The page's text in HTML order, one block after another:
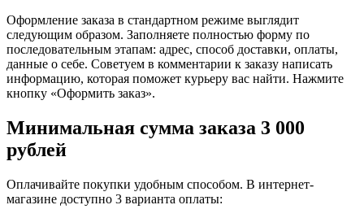
Оформление заказа в стандартном режиме выглядит
следующим образом. Заполняете полностью форму по
последовательным этапам: адрес, способ доставки, оплаты,
данные о себе. Советуем в комментарии к заказу написать
информацию, которая поможет курьеру вас найти. Нажмите
кнопку «Оформить заказ».
Минимальная сумма заказа 3 000
рублей
Оплачивайте покупки удобным способом. В интернет-
магазине доступно 3 варианта оплаты: